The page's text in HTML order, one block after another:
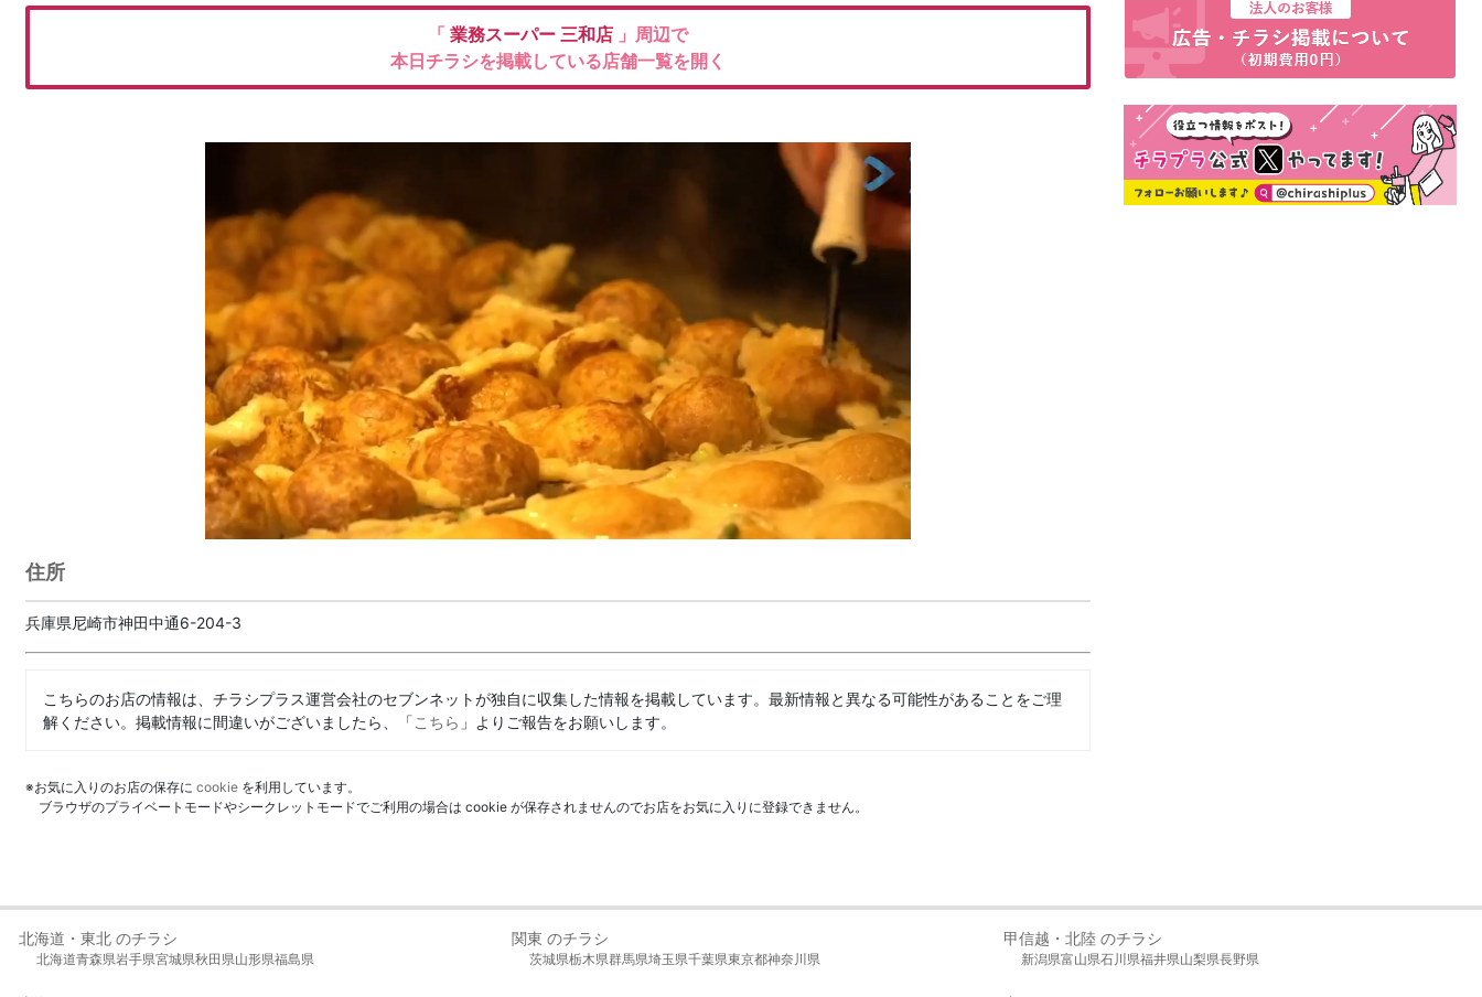
「 業務スーパー 三和店 」周辺で
本日チラシを掲載している店舗一覧を開く
住所
兵庫県尼崎市神田中通6-204-3
こちらのお店の情報は、チラシプラス運営会社のセブンネットが独自に収集した情報を掲載しています。最新情報と異なる可能性があることをご理
解ください。掲載情報に間違いがございましたら、「こちら 」よりご報告をお願いします。
※お気に入りのお店の保存に cookie を利用しています。
ブラウザのプライベートモードやシークレットモードでご利用の場合は cookie が保存されませんのでお店をお気に入りに登録できません。
北海道・東北 のチラシ
北海道青森県岩手県宮城県秋田県山形県福島県
関東 のチラシ
茨城県栃木県群馬県埼玉県千葉県東京都神奈川県
甲信越・北陸 のチラシ
新潟県富山県石川県福井県山梨県長野県